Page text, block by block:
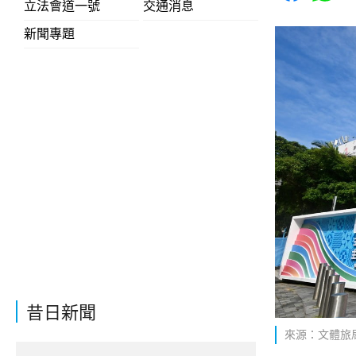
立法會道一號
交通消息
新聞專題
昔日新聞
來源：文體旅